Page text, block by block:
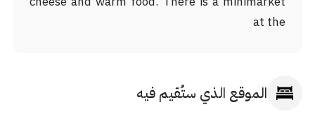
at the
الموقع الذي ستُقيم فيه